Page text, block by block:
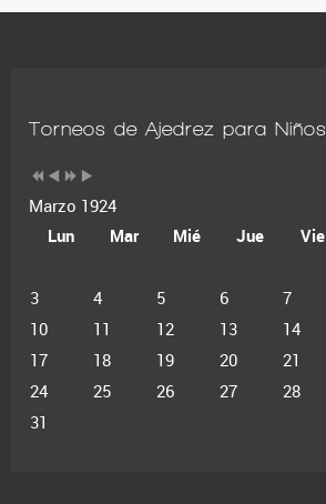
Torneos de Ajedrez para Niños
Marzo 1924
Lun
Mar Mié Jue Vie
3
4 5 6 7
10
11 12 13 14
17
18 19 20 21
24
25 26 27 28
31